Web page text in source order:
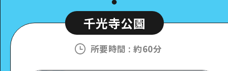
千光寺公園
所要時間 :約60分